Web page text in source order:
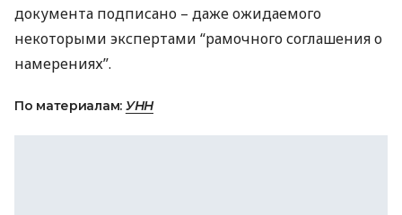
документа подписано – даже ожидаемого
некоторыми экспертами “рамочного соглашения о
намерениях”.
По материалам: УНН